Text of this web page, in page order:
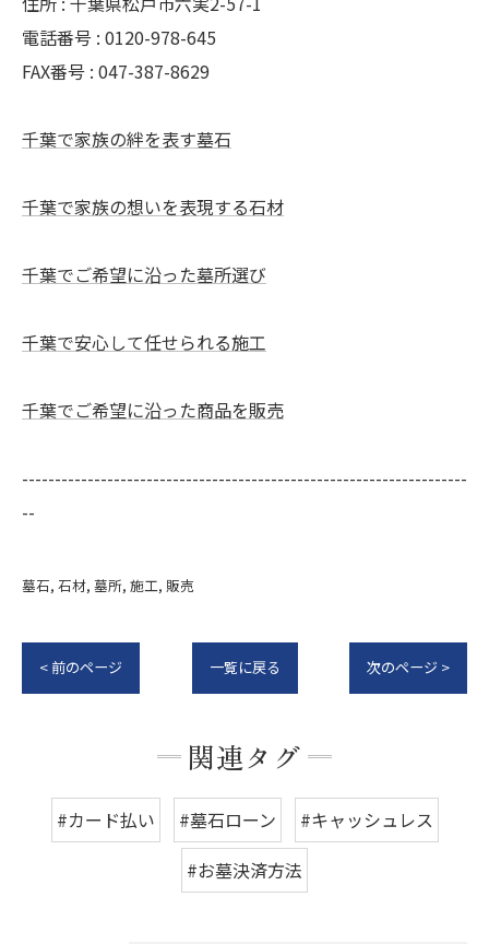
電話番号 : 0120-978-645
FAX番号 : 047-387-8629
千葉で家族の絆を表す墓石
千葉で家族の想いを表現する石材
千葉でご希望に沿った墓所選び
千葉で安心して任せられる施工
千葉でご希望に沿った商品を販売
--------------------------------------------------------------------
--
墓石 石材 墓所 施工 販売
< 前のページ 一覧に戻る 次のページ >
関連タグ
#カード払い #墓石ローン
#キャッシュレス
#お墓決済方法